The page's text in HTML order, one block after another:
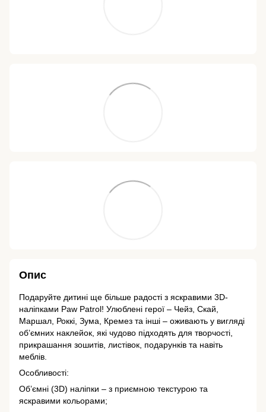
Опис
Подаруйте дитині ще більше радості з яскравими 3D-
наліпками Paw Patrol! Улюблені герої – Чейз, Скай,
Маршал, Роккі, Зума, Кремез та інші – оживають у вигляді
об’ємних наклейок, які чудово підходять для творчості,
прикрашання зошитів, листівок, подарунків та навіть
меблів.
Особливості:
Об’ємні (3D) наліпки – з приємною текстурою та
яскравими кольорами;